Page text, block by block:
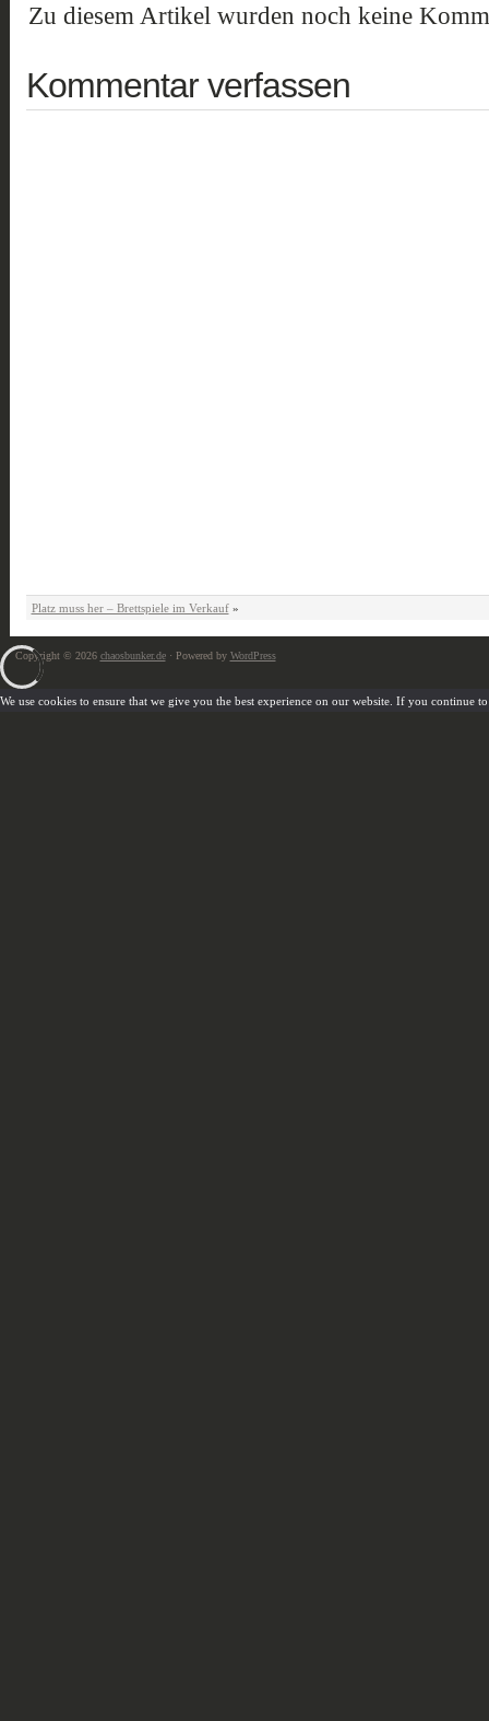
Zu diesem Artikel wurden noch keine
Kommentar verfassen
Platz muss her – Brettspiele im Verkauf»
Copyright © 2026 chaosbunker.de· Powered by WordPress
We use cookies to ensure that we give you the best experience on our website. If you continue